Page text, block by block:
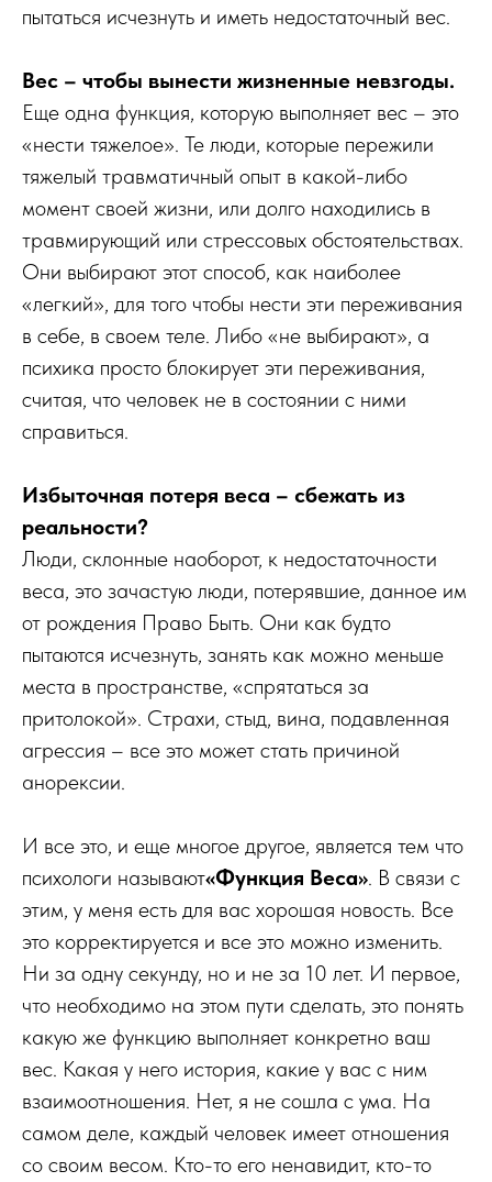
пытаться исчезнуть и иметь недостаточный вес.
Вес – чтобы вынести жизненные невзгоды.
Еще одна функция, которую выполняет вес – это
«нести тяжелое». Те люди, которые пережили
тяжелый травматичный опыт в какой-либо
момент своей жизни, или долго находились в
травмирующий или стрессовых обстоятельствах.
Они выбирают этот способ, как наиболее
«легкий», для того чтобы нести эти переживания
в себе, в своем теле. Либо «не выбирают», а
психика просто блокирует эти переживания,
считая, что человек не в состоянии с ними
справиться.
Избыточная потеря веса – сбежать из
реальности?
Люди, склонные наоборот, к недостаточности
веса, это зачастую люди, потерявшие, данное им
от рождения Право Быть. Они как будто
пытаются исчезнуть, занять как можно меньше
места в пространстве, «спрятаться за
притолокой». Страхи, стыд, вина, подавленная
агрессия – все это может стать причиной
анорексии.
И все это, и еще многое другое, является тем что
психологи называют«Функция Веса». В связи с
этим, у меня есть для вас хорошая новость. Все
это корректируется и все это можно изменить.
Ни за одну секунду, но и не за 10 лет. И первое,
что необходимо на этом пути сделать, это понять
какую же функцию выполняет конкретно ваш
вес. Какая у него история, какие у вас с ним
взаимоотношения. Нет, я не сошла с ума. На
самом деле, каждый человек имеет отношения
со своим весом. Кто-то его ненавидит, кто-то